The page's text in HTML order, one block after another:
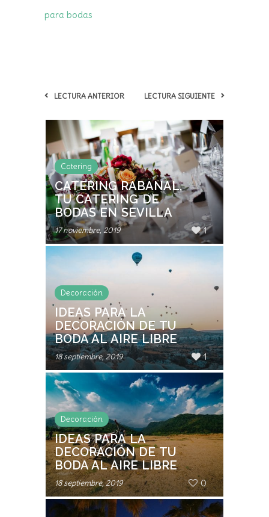
para bodas
LECTURA ANTERIOR LECTURA SIGUIENTE
Catering
CATERING RABANAL,
TU CATERING DE
BODAS EN SEVILLA
17 noviembre, 2019 1
Decoración
IDEAS PARA LA
DECORACIÓN DE TU
BODA AL AIRE LIBRE
18 septiembre, 2019 1
Decoración
IDEAS PARA LA
DECORACIÓN DE TU
BODA AL AIRE LIBRE
18 septiembre, 2019 0